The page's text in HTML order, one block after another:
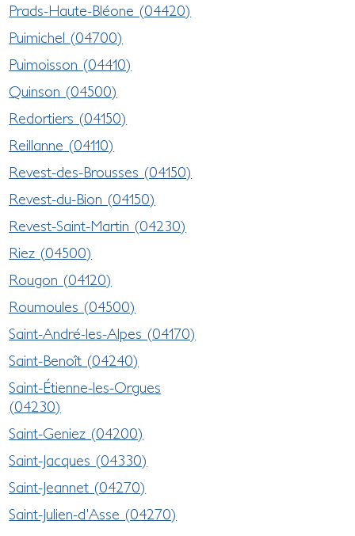
Prads-Haute-Bléone (04420)
Puimichel (04700)
Puimoisson (04410)
Quinson (04500)
Redortiers (04150)
Reillanne (04110)
Revest-des-Brousses (04150)
Revest-du-Bion (04150)
Revest-Saint-Martin (04230)
Riez (04500)
Rougon (04120)
Roumoules (04500)
Saint-André-les-Alpes (04170)
Saint-Benoît (04240)
Saint-Étienne-les-Orgues
(04230)
Saint-Geniez (04200)
Saint-Jacques (04330)
Saint-Jeannet (04270)
Saint-Julien-d'Asse (04270)